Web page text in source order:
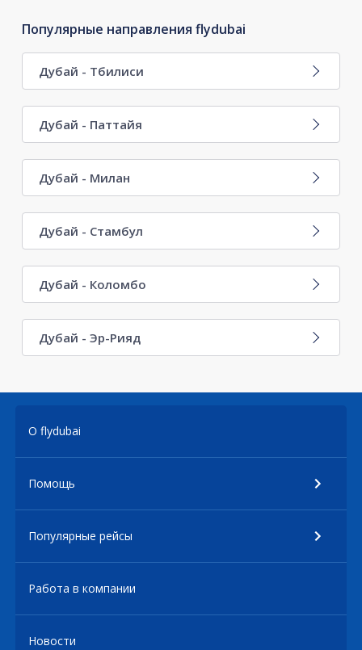
Популярные направления flydubai
Дубай - Тбилиси
Дубай - Паттайя
Дубай - Милан
Дубай - Стамбул
Дубай - Коломбо
Дубай - Эр-Рияд
О flydubai
Помощь
Популярные рейсы
Работа в компании
Новости